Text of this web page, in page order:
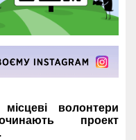
волонтери
проект